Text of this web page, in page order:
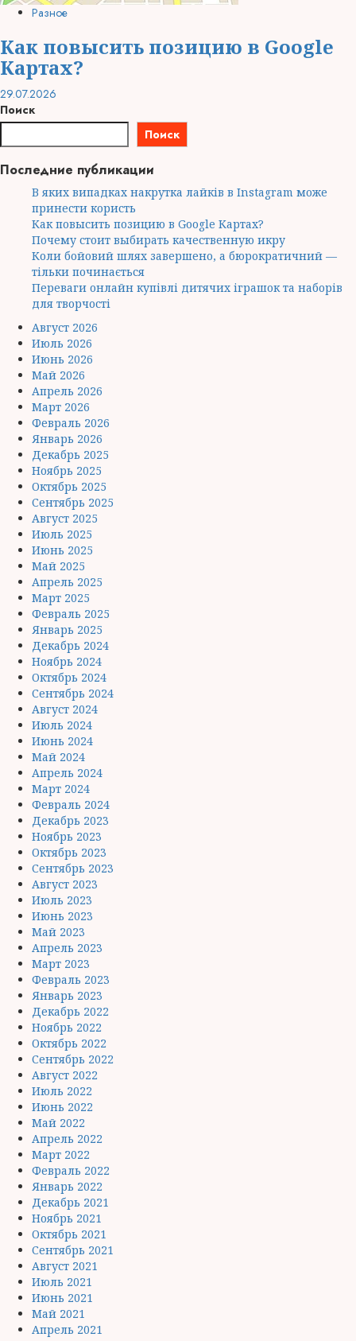
Разное
Как повысить позицию в Google
Картах?
29.07.2026
Поиск
Поиск
Последние публикации
В яких випадках накрутка лайків в Instagram може
принести користь
Как повысить позицию в Google Картах?
Почему стоит выбирать качественную икру
Коли бойовий шлях завершено, а бюрократичний —
тільки починається
Переваги онлайн купівлі дитячих іграшок та наборів
для творчості
Август 2026
Июль 2026
Июнь 2026
Май 2026
Апрель 2026
Март 2026
Февраль 2026
Январь 2026
Декабрь 2025
Ноябрь 2025
Октябрь 2025
Сентябрь 2025
Август 2025
Июль 2025
Июнь 2025
Май 2025
Апрель 2025
Март 2025
Февраль 2025
Январь 2025
Декабрь 2024
Ноябрь 2024
Октябрь 2024
Сентябрь 2024
Август 2024
Июль 2024
Июнь 2024
Май 2024
Апрель 2024
Март 2024
Февраль 2024
Декабрь 2023
Ноябрь 2023
Октябрь 2023
Сентябрь 2023
Август 2023
Июль 2023
Июнь 2023
Май 2023
Апрель 2023
Март 2023
Февраль 2023
Январь 2023
Декабрь 2022
Ноябрь 2022
Октябрь 2022
Сентябрь 2022
Август 2022
Июль 2022
Июнь 2022
Май 2022
Апрель 2022
Март 2022
Февраль 2022
Январь 2022
Декабрь 2021
Ноябрь 2021
Октябрь 2021
Сентябрь 2021
Август 2021
Июль 2021
Июнь 2021
Май 2021
Апрель 2021